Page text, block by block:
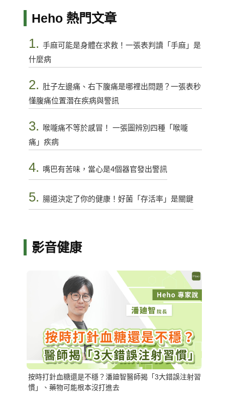
Heho 熱門文章
1. 手麻可能是身體在求救！一張表判讀「手麻」是
什麼病
2. 肚子左邊痛、右下腹痛是哪裡出問題？一張表秒
懂腹痛位置潛在疾病與警訊
3.
喉嚨痛不等於感冒！ 一張圖辨別四種「喉嚨
痛」疾病
4. 嘴巴有苦味，當心是4個器官發出警訊
5. 腸道決定了你的健康！好菌「存活率」是關鍵
影音健康
按時打針血糖還是不穩？潘廸智醫師揭「3大錯誤注射習
慣」、藥物可能根本沒打進去